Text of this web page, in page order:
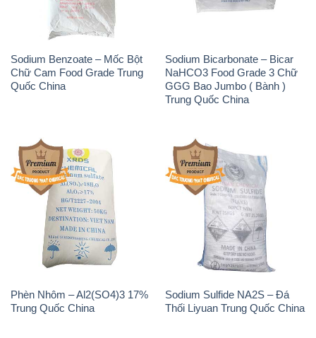
Sodium Benzoate – Mốc Bột
Chữ Cam Food Grade Trung
Quốc China
Sodium Bicarbonate – Bicar
NaHCO3 Food Grade 3 Chữ
GGG Bao Jumbo ( Bành )
Trung Quốc China
Phèn Nhôm – Al2(SO4)3 17%
Trung Quốc China
Sodium Sulfide NA2S – Đá
Thối Liyuan Trung Quốc China